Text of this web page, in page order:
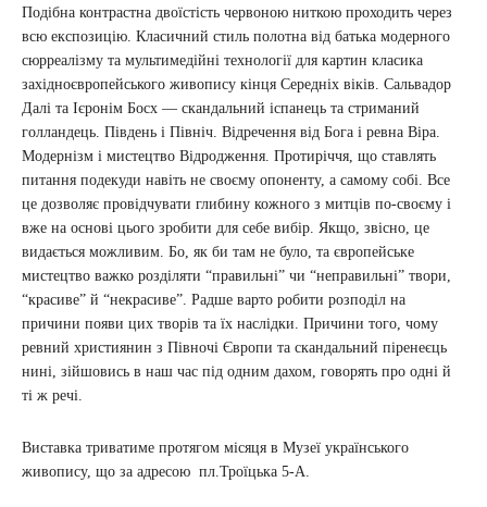
Подібна контрастна двоїстість червоною ниткою проходить через
всю експозицію. Класичний стиль полотна від батька модерного
сюрреалізму та мультимедійні технології для картин класика
західноєвропейського живопису кінця Середніх віків. Сальвадор
Далі та Ієронім Босх — скандальний іспанець та стриманий
голландець. Південь і Північ. Відречення від Бога і ревна Віра.
Модернізм і мистецтво Відродження. Протиріччя, що ставлять
питання подекуди навіть не своєму опоненту, а самому собі. Все
це дозволяє провідчувати глибину кожного з митців по-своєму і
вже на основі цього зробити для себе вибір. Якщо, звісно, це
видається можливим. Бо, як би там не було, та європейське
мистецтво важко розділяти “правильні” чи “неправильні” твори,
“красиве” й “некрасиве”. Радше варто робити розподіл на
причини появи цих творів та їх наслідки. Причини того, чому
ревний християнин з Півночі Європи та скандальний піренеєць
нині, зійшовись в наш час під одним дахом, говорять про одні й
ті ж речі.
Виставка триватиме протягом місяця в Музеї українського
живопису, що за адресою пл.Троїцька 5-А.